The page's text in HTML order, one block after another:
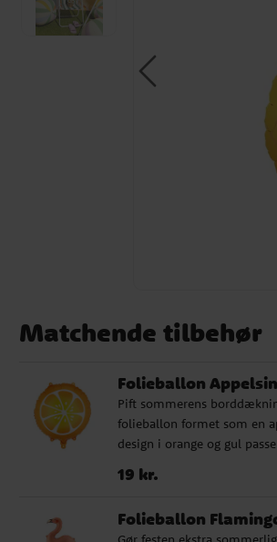
Matchende tilbehør
Folieballon
Pift sommerens
folieballon formet som en
design i orange og gul
vil skabe en frisk og
luft, hvis du vil hænge den
Pris:19 kr.
19 kr.
Folieballon